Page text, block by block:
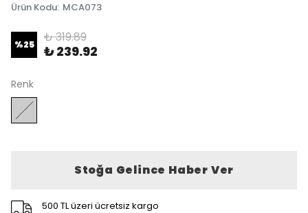
Ürün Kodu: MCA073
%25 ₺ 319.89
₺ 239.92
Renk
Stoğa Gelince Haber Ver
500 TL üzeri ücretsiz kargo